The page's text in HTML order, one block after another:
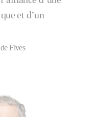
et d’un
Fives